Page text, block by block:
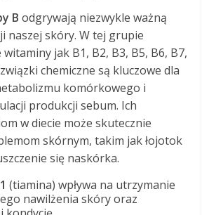
B odgrywają niezwykle ważną
naszej skóry. W tej grupie
jak B1, B2, B3, B5, B6, B7,
chemiczne są kluczowe dla
komórkowego i
produkcji sebum. Ich
w diecie może skutecznie
skórnym, takim jak łojotok
się naskórka.
(tiamina) wpływa na utrzymanie
nawilżenia skóry oraz